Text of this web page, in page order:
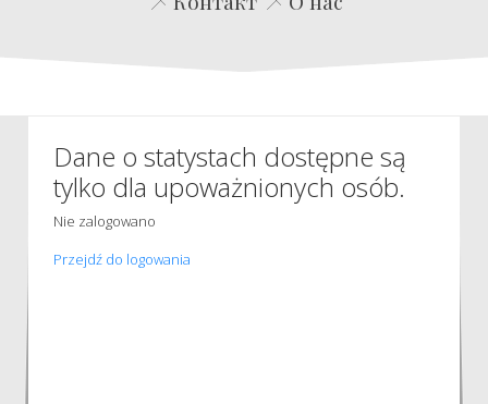
Dane o statystach dostępne są
tylko dla upoważnionych osób.
Nie zalogowano
Przejdź do logowania